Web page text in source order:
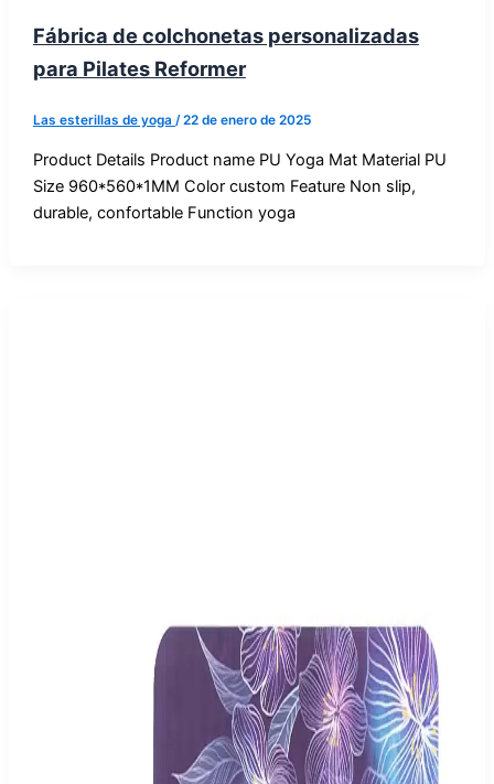
Fábrica de colchonetas personalizadas
para Pilates Reformer
Las esterillas de yoga /22 de enero de 2025
Product Details Product name PU Yoga Mat Material PU
Size 960*560*1MM Color custom Feature Non slip,
durable, confortable Function yoga